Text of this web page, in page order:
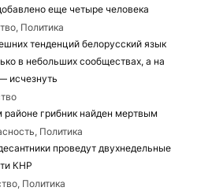
еще четыре человека
Политика
тенденций белорусский язык
в небольших сообществах, а на
исчезнуть
грибник найден мертвым
Политика
проведут двухнедельные
КНР
Политика